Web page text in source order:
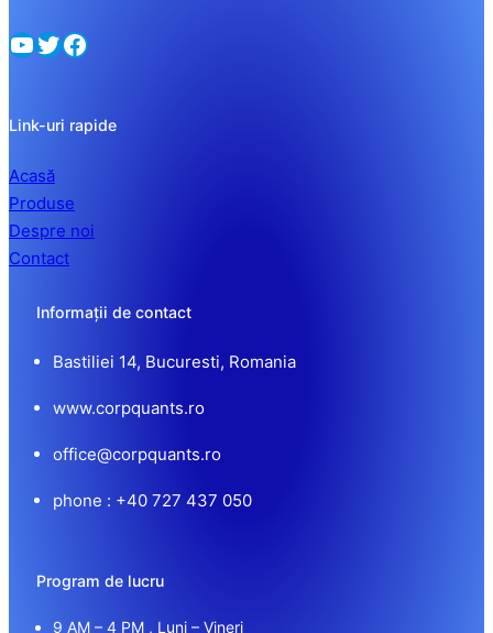
YouTube Twitter Facebook
Link-uri rapide
Acasă
Produse
Despre noi
Contact
Informații de contact
Bastiliei 14, Bucuresti, Romania
www.corpquants.ro
office@corpquants.ro
phone : +40 727 437 050
Program de lucru
9 AM – 4 PM , Luni – Vineri